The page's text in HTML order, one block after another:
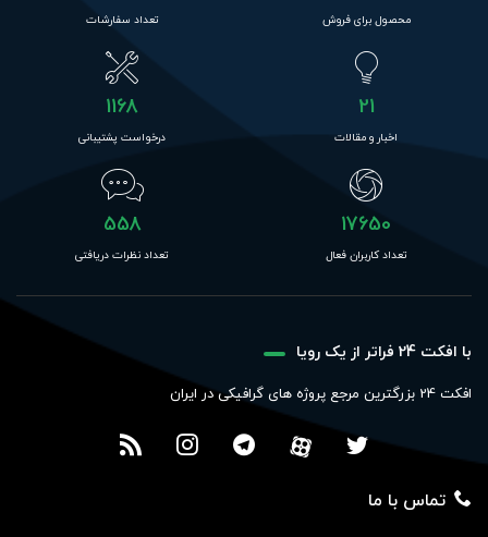
محصول برای فروش تعداد سفارشات
21
اخبار و مقالات
1168
درخواست پشتیبانی
17650
تعداد کاربران فعال
558
تعداد نظرات دریافتی
با افکت 24 فراتر از یک رویا
افکت 24 بزرگترین مرجع پروژه های گرافیکی در ایران
تماس با ما